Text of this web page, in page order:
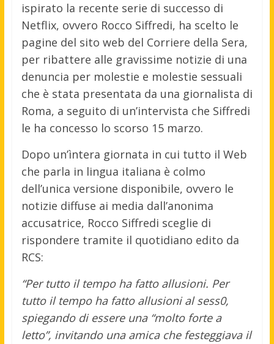
ispirato la recente serie di successo di
Netflix, ovvero Rocco Siffredi, ha scelto le
pagine del sito web del Corriere della Sera,
per ribattere alle gravissime notizie di una
denuncia per molestie e molestie sessuali
che è stata presentata da una giornalista di
Roma, a seguito di un’intervista che Siffredi
le ha concesso lo scorso 15 marzo.
Dopo un’ìntera giornata in cui tutto il Web
che parla in lingua italiana è colmo
dell’unica versione disponibile, ovvero le
notizie diffuse ai media dall’anonima
accusatrice, Rocco Siffredi sceglie di
rispondere tramite il quotidiano edito da
RCS:
“Per tutto il tempo ha fatto allusioni. Per
tutto il tempo ha fatto allusioni al sess0,
spiegando di essere una “molto forte a
letto”, invitando una amica che festeggiava il